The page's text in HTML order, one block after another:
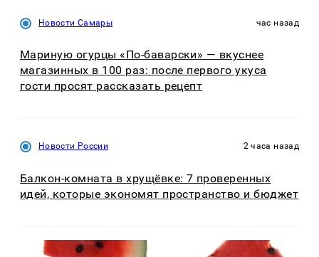
Новости Самары час назад
Мариную огурцы «По-баварски» — вкуснее
магазинных в 100 раз: после первого укуса
гости просят рассказать рецепт
Новости России 2 часа назад
Балкон-комната в хрущёвке: 7 проверенных
идей, которые экономят пространство и бюджет